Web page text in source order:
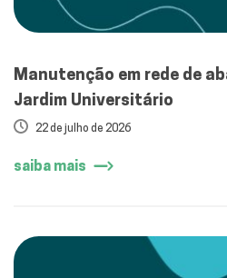
Manutenção em rede de
Jardim Universitário
22 de julho de 2026
saiba mais